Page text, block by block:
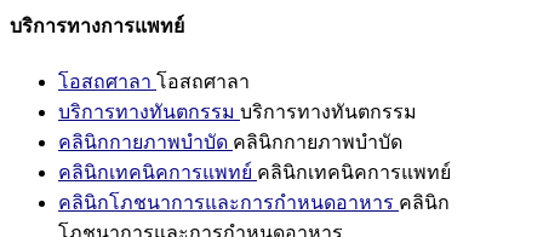
บริการทางการแพทย์
โอสถศาลา โอสถศาลา
บริการทางทันตกรรม บริการทางทันตกรรม
คลินิกกายภาพบำบัด คลินิกกายภาพบำบัด
คลินิกเทคนิคการแพทย์ คลินิกเทคนิคการแพทย์
คลินิกโภชนาการและการกำหนดอาหาร คลินิก